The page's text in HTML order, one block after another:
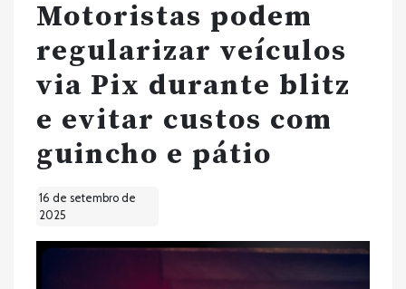
Motoristas podem
regularizar veículos
via Pix durante blitz
e evitar custos com
guincho e pátio
16 de setembro de
2025